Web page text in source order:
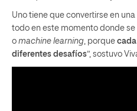
Uno tiene que convertirse en
todo en este momento donde
o machine learning , porque
diferentes desafíos”, sostuvo